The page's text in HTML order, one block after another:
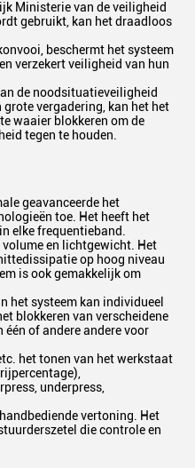
Ministerie van de veiligheid
gebruikt, kan het draadloos
beschermt het systeem
verzekert veiligheid van hun
de noodsituatieveiligheid
vergadering, kan het het
waaier blokkeren om de
tegen te houden.
geavanceerde het
toe. Het heeft het
elke frequentieband.
volume en lichtgewicht. Het
op hoog niveau
is ook gemakkelijk om
het systeem kan individueel
blokkeren van verscheidene
één of andere andere voor
het tonen van het werkstaat
underpress,
vertoning. Het
die controle en